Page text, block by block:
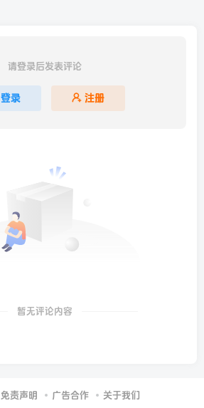
请登录后发表评论
登录 注册
暂无评论内容
免责声明 广告合作 关于我们